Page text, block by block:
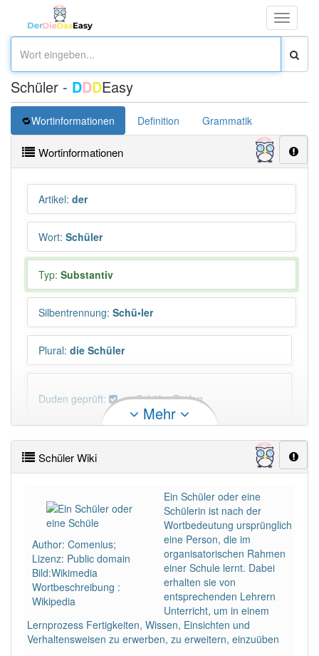
Toggle
Schüler - DDDEasy
Wortinformationen Definition Grammatik
Wortinformationen
Artikel: der
Wort: Schüler
Typ: Substantiv
Silbentrennung: Schü•ler
Plural: die Schüler
Duden geprüft: Schüler Duden
×
Wörter, die mit "-ler" enden, haben fast immer
DER: 1 397
DIE:9 Ausnahmen Beispiele
DAS:11Ausnahmen Beispiele
PowerIndex:7 489
Mehr
Schüler Wiki
Author: Comenius;
Lizenz: Public domain
Bild:Wikimedia
Wortbeschreibung :
Wikipedia
Ein Schüler oder eine
Schülerin ist nach der
Wortbedeutung ursprünglich
eine Person, die im
organisatorischen Rahmen
einer Schule lernt. Dabei
erhalten sie von
entsprechenden Lehrern
Unterricht, um in einem
Lernprozess Fertigkeiten, Wissen, Einsichten und
Verhaltensweisen zu erwerben, zu erweitern, einzuüben